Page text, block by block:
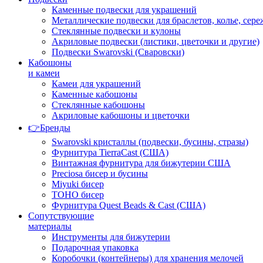
Каменные подвески для украшений
Металлические подвески для браслетов, колье,
Стеклянные подвески и кулоны
Акриловые подвески (листики, цветочки и другие)
Подвески Swarovski (Сваровски)
Кабошоны
и камеи
Камеи для украшений
Каменные кабошоны
Стеклянные кабошоны
Акриловые кабошоны и цветочки
👉Бренды
Swarovski кристаллы (подвески, бусины, стразы)
Фурнитура TierraCast (США)
Винтажная фурнитура для бижутерии США
Preciosa бисер и бусины
Miyuki бисер
TOHO бисер
Фурнитура Quest Beads & Cast (США)
Сопутствующие
материалы
Инструменты для бижутерии
Подарочная упаковка
Коробочки (контейнеры) для хранения мелочей